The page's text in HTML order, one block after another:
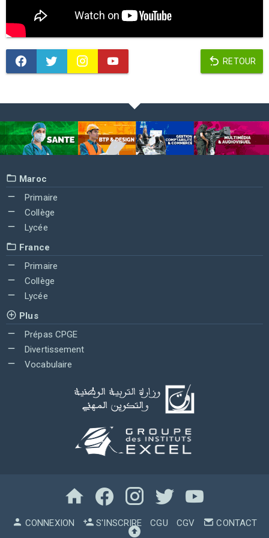
RETOUR
Maroc
Primaire
Collège
Lycée
France
Primaire
Collège
Lycée
Plus
Prépas CPGE
Divertissement
Vocabulaire
CONNEXION S'INSCRIRE CGU CGV CONTACT